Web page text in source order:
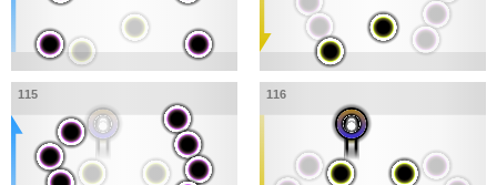
115 116